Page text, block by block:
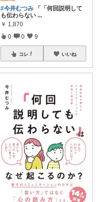
#今井むつみ 「「何回説明して
も伝わらない ...
￥ 1,870
0 0 9
コレ いいね